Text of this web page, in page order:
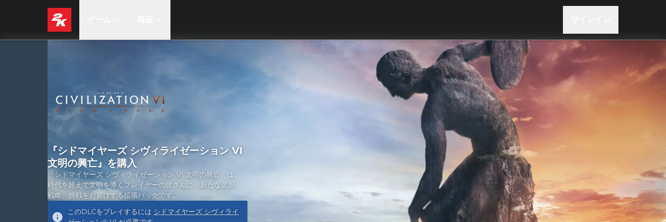
『シドマイヤーズ シヴィライゼーション VI
文明の興亡』を購入
『シドマイヤーズ シヴィライゼーション VI 文明の興亡』は、
時代を超えて文明を導くプレイヤーの皆さんに、新たな選択、
戦略、挑戦をお届けする拡張パックです。
このDLCをプレイするには シドマイヤーズ シヴィライ